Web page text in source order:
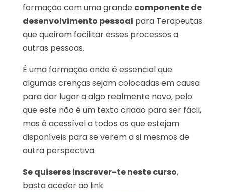
formação com uma grande componente de
desenvolvimento pessoal para Terapeutas
que queiram facilitar esses processos a
outras pessoas.
É uma formação onde é essencial que
algumas crenças sejam colocadas em causa
para dar lugar a algo realmente novo, pelo
que este não é um texto criado para ser fácil,
mas é acessível a todos os que estejam
disponíveis para se verem a si mesmos de
outra perspectiva.
Se quiseres inscrever-te neste curso,
basta aceder ao link: